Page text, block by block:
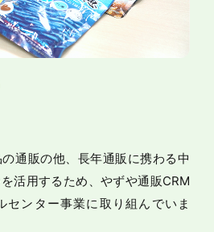
通販の他、長年通販に携わる中
活用するため、やずや通販CRM
センター事業に取り組んでいま